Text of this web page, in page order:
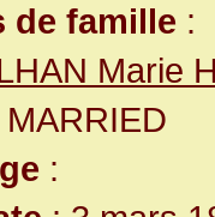
de famille :
Marie
MARRIED
: